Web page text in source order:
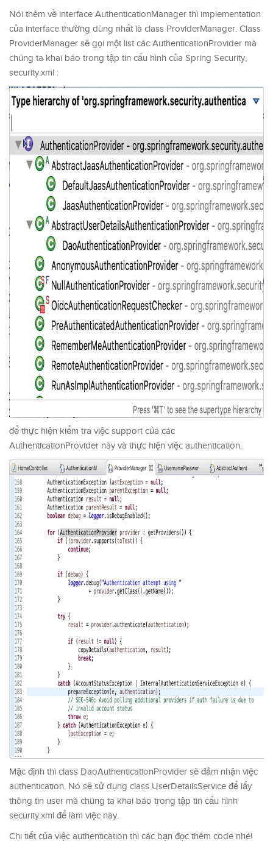
Nói thêm về interface AuthenticationManager thì implementation
của interface thường dùng nhất là class ProviderManager. Class
ProviderManager sẽ gọi một list các AuthenticationProvider mà
chúng ta khai báo trong tập tin cấu hình của Spring Security,
security.xml :
để thực hiện kiểm tra việc support của các
AuthenticationProvider này và thực hiện việc authentication.
Mặc định thì class DaoAuthenticationProvider sẽ đảm nhận việc
authentication. Nó sẽ sử dụng class UserDetailsService để lấy
thông tin user mà chúng ta khai báo trong tập tin cấu hình
security.xml để làm việc này.
Chi tiết của việc authentication thì các bạn đọc thêm code nhé!